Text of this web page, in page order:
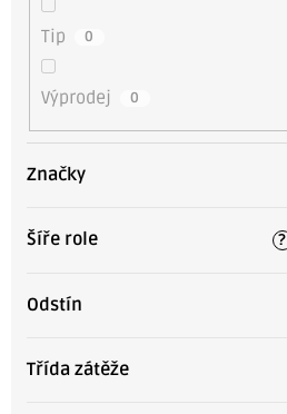
Tip 0
Výprodej 0
Značky
Šíře role ?
Odstín
Třída zátěže